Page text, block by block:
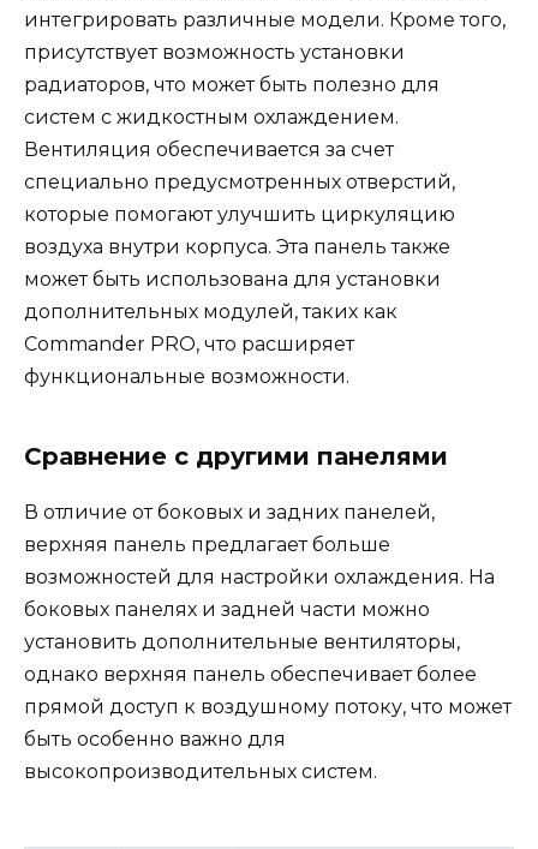
интегрировать различные модели. Кроме того,
присутствует возможность установки
радиаторов, что может быть полезно для
систем с жидкостным охлаждением.
Вентиляция обеспечивается за счет
специально предусмотренных отверстий,
которые помогают улучшить циркуляцию
воздуха внутри корпуса. Эта панель также
может быть использована для установки
дополнительных модулей, таких как
Commander PRO, что расширяет
функциональные возможности.
Сравнение с другими панелями
В отличие от боковых и задних панелей,
верхняя панель предлагает больше
возможностей для настройки охлаждения. На
боковых панелях и задней части можно
установить дополнительные вентиляторы,
однако верхняя панель обеспечивает более
прямой доступ к воздушному потоку, что может
быть особенно важно для
высокопроизводительных систем.